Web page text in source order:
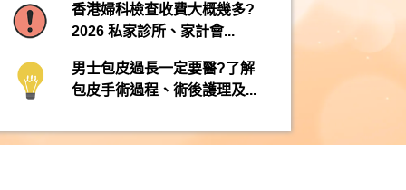
香港婦科檢查收費大概幾多?
2026 私家診所、家計會...
男士包皮過長一定要醫?了解
包皮手術過程、術後護理及...